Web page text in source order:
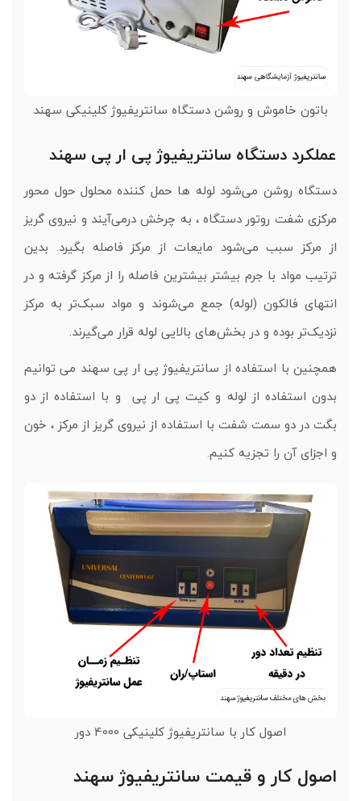
باتون خاموش و روشن دستگاه سانتریفیوژ کلینیکی سهند
عملکرد دستگاه سانتریفیوژ پی ار پی سهند
دستگاه روشن می‌شود لوله ها حمل کننده محلول حول محور
مرکزی شفت روتور دستگاه ، به چرخش درمی‌آیند و نیروی گریز
از مرکز سبب می‌شود مایعات از مرکز فاصله بگیرد. بدین
ترتیب مواد با جرم بیشتر بیشترین فاصله را از مرکز گرفته و در
انتهای فالکون (لوله) جمع می‌شوند و مواد سبک‌تر به مرکز
نزدیک‌تر بوده و در بخش‌های بالایی لوله قرار می‌گیرند.
همچنین با استفاده از سانتریفیوژ پی ار پی سهند می توانیم
بدون استفاده از لوله و کیت پی ار پی و با استفاده از دو
بگت در دو سمت شفت با استفاده از نیروی گریز از مرکز ، خون
و اجزای آن را تجزیه کنیم.
اصول کار با سانتریفیوژ کلینیکی 4000 دور
اصول کار و قیمت سانتریفیوژ سهند